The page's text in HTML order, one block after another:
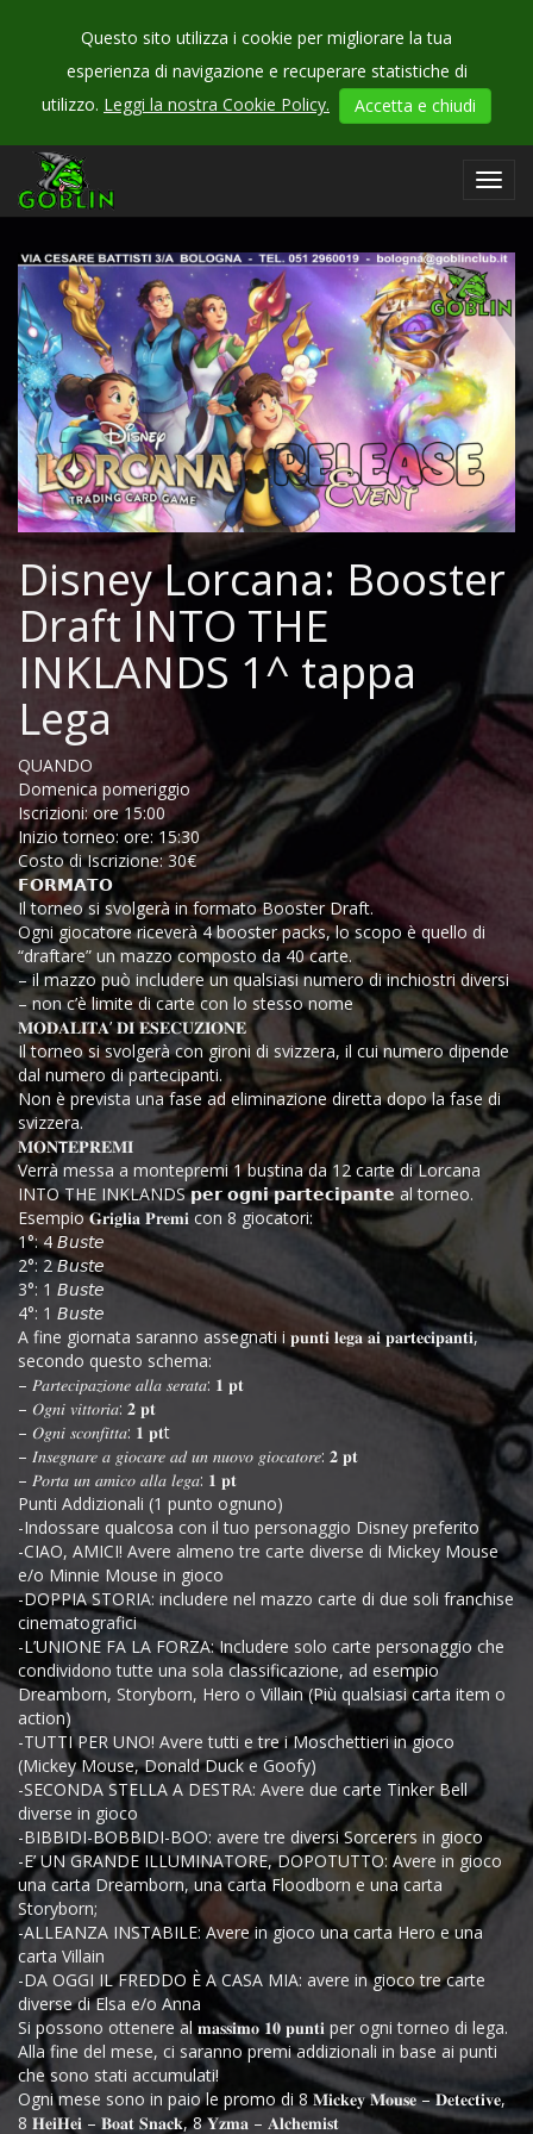
Questo sito utilizza i cookie per migliorare la tua
esperienza di navigazione e recuperare statistiche di
utilizzo. Leggi la nostra Cookie Policy. Accetta e chiudi
CHECK
OUR
Disney Lorcana: Booster
Draft INTO THE
INKLANDS 1^ tappa
Lega
QUANDO
Domenica pomeriggio
Iscrizioni: ore 15:00
Inizio torneo: ore: 15:30
Costo di Iscrizione: 30€
𝗙𝗢𝗥𝗠𝗔𝗧𝗢
Il torneo si svolgerà in formato Booster Draft.
Ogni giocatore riceverà 4 booster packs, lo scopo è quello di
“draftare” un mazzo composto da 40 carte.
– il mazzo può includere un qualsiasi numero di inchiostri diversi
– non c’è limite di carte con lo stesso nome
𝐌𝐎𝐃𝐀𝐋𝐈𝐓𝐀’ 𝐃𝐈 𝐄𝐒𝐄𝐂𝐔𝐙𝐈𝐎𝐍𝐄
Il torneo si svolgerà con gironi di svizzera, il cui numero dipende
dal numero di partecipanti.
Non è prevista una fase ad eliminazione diretta dopo la fase di
svizzera.
𝐌𝐎𝐍𝗧𝐄𝐏𝐑𝐄𝐌𝐈
Verrà messa a montepremi 1 bustina da 12 carte di Lorcana
INTO THE INKLANDS 𝗽𝗲𝗿 𝗼𝗴𝗻𝗶 𝗽𝗮𝗿𝘁𝗲𝗰𝗶𝗽𝗮𝗻𝘁𝗲 al torneo.
Esempio 𝐆𝐫𝐢𝐠𝐥𝐢𝐚 𝐏𝐫𝐞𝐦𝐢 con 8 giocatori:
1°: 4 𝘉𝘶𝘴𝘵𝘦
2°: 2 𝘉𝘶𝘴𝘵𝘦
3°: 1 𝘉𝘶𝘴𝘵𝘦
4°: 1 𝘉𝘶𝘴𝘵𝘦
A fine giornata saranno assegnati i 𝐩𝐮𝐧𝐭𝐢 𝐥𝐞𝐠𝐚 𝐚𝐢 𝐩𝐚𝐫𝐭𝐞𝐜𝐢𝐩𝐚𝐧𝐭𝐢,
secondo questo schema:
– 𝑃𝑎𝑟𝑡𝑒𝑐𝑖𝑝𝑎𝑧𝑖𝑜𝑛𝑒 𝑎𝑙𝑙𝑎 𝑠𝑒𝑟𝑎𝑡𝑎: 𝟏 𝐩𝐭
– 𝑂𝑔𝑛𝑖 𝑣𝑖𝑡𝑡𝑜𝑟𝑖𝑎: 𝟐 𝐩𝐭
– 𝑂𝑔𝑛𝑖 𝑠𝑐𝑜𝑛𝑓𝑖𝑡𝑡𝑎: 𝟏 𝐩𝐭t
– 𝐼𝑛𝑠𝑒𝑔𝑛𝑎𝑟𝑒 𝑎 𝑔𝑖𝑜𝑐𝑎𝑟𝑒 𝑎𝑑 𝑢𝑛 𝑛𝑢𝑜𝑣𝑜 𝑔𝑖𝑜𝑐𝑎𝑡𝑜𝑟𝑒: 𝟐 𝐩𝐭
– 𝑃𝑜𝑟𝑡𝑎 𝑢𝑛 𝑎𝑚𝑖𝑐𝑜 𝑎𝑙𝑙𝑎 𝑙𝑒𝑔𝑎: 𝟏 𝐩𝐭
Punti Addizionali (1 punto ognuno)
-Indossare qualcosa con il tuo personaggio Disney preferito
-CIAO, AMICI! Avere almeno tre carte diverse di Mickey Mouse
e/o Minnie Mouse in gioco
-DOPPIA STORIA: includere nel mazzo carte di due soli franchise
cinematografici
-L’UNIONE FA LA FORZA: Includere solo carte personaggio che
condividono tutte una sola classificazione, ad esempio
Dreamborn, Storyborn, Hero o Villain (Più qualsiasi carta item o
action)
-TUTTI PER UNO! Avere tutti e tre i Moschettieri in gioco
(Mickey Mouse, Donald Duck e Goofy)
-SECONDA STELLA A DESTRA: Avere due carte Tinker Bell
diverse in gioco
-BIBBIDI-BOBBIDI-BOO: avere tre diversi Sorcerers in gioco
-E’ UN GRANDE ILLUMINATORE, DOPOTUTTO: Avere in gioco
una carta Dreamborn, una carta Floodborn e una carta
Storyborn;
-ALLEANZA INSTABILE: Avere in gioco una carta Hero e una
carta Villain
-DA OGGI IL FREDDO È A CASA MIA: avere in gioco tre carte
diverse di Elsa e/o Anna
Si possono ottenere al 𝐦𝐚𝐬𝐬𝐢𝐦𝐨 𝟏𝟎 𝐩𝐮𝐧𝐭𝐢 per ogni torneo di lega.
Alla fine del mese, ci saranno premi addizionali in base ai punti
che sono stati accumulati!
Ogni mese sono in paio le promo di 8 𝐌𝐢𝐜𝐤𝐞𝐲 𝐌𝐨𝐮𝐬𝐞 – 𝐃𝐞𝐭𝐞𝐜𝐭𝐢𝐯𝐞,
8 𝐇𝐞𝐢𝐇𝐞𝐢 – 𝐁𝐨𝐚𝐭 𝐒𝐧𝐚𝐜𝐤, 8 𝐘𝐳𝐦𝐚 – 𝐀𝐥𝐜𝐡𝐞𝐦𝐢𝐬𝐭